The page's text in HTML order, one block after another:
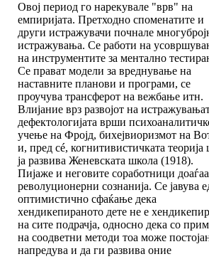
Овој период го нарекувале "врв" на
емпиријата. Претходно споменатите и
други истражувачи почнале
истражувања. Се работи на
на инструментите за ментално
Се прават модели за вреднување на
наставните планови и програми, се
проучува трансферот на вежбање итн.
Влијание врз развојот на
дефектологијата врши
учење на Фројд, бихејвиоризмот на
и, пред сé, когнитивистичката теорија
ја развива Женевската школа (1918).
Пијаже и неговите соработници
револуционерни сознанија. Се јавува
оптимистично сфаќање дека
хендикепираното дете не е
на сите подрачја, односно дека со
на соодветни методи тоа може
напредува и да ги развива оние